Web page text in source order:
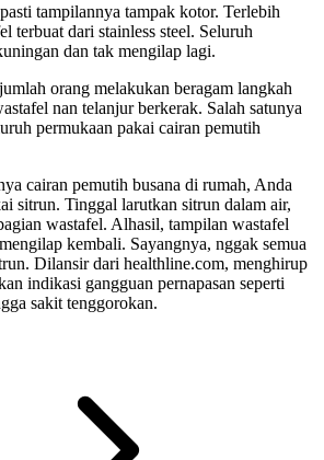
tampilannya tampak kotor. Terlebih
terbuat dari stainless steel. Seluruh
dan tak mengilap lagi.
orang melakukan beragam langkah
nan telanjur berkerak. Salah satunya
permukaan pakai cairan pemutih
cairan pemutih busana di rumah, Anda
sitrun. Tinggal larutkan sitrun dalam air,
wastafel. Alhasil, tampilan wastafel
kembali. Sayangnya, nggak semua
Dilansir dari healthline.com, menghirup
indikasi gangguan pernapasan seperti
sakit tenggorokan.